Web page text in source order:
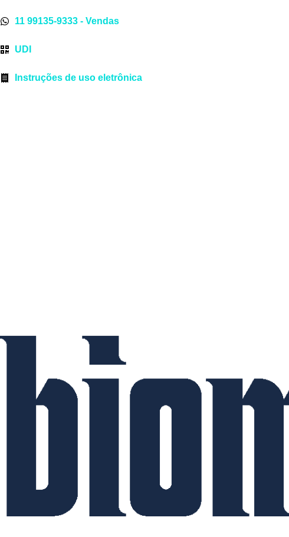
11 99135-9333 - Vendas
UDI
Instruções de uso eletrônica